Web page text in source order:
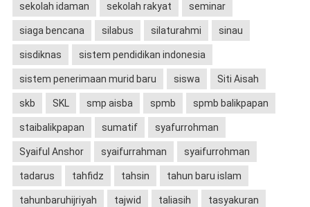
sekolah idaman sekolah rakyat seminar
siaga bencana silabus silaturahmi sinau
sisdiknas sistem pendidikan indonesia
sistem penerimaan murid baru siswa Siti Aisah
skb SKL smp aisba spmb spmb balikpapan
staibalikpapan sumatif syafurrohman
Syaiful Anshor syaifurrahman syaifurrohman
tadarus tahfidz tahsin tahun baru islam
tahunbaruhijriyah tajwid taliasih tasyakuran